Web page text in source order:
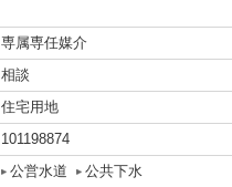
専属専任媒介
相談
住宅用地
101198874
公営水道 公共下水